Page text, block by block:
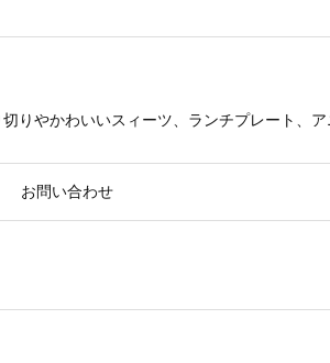
りやかわいいスィーツ、ランチプレート、
お問い合わせ